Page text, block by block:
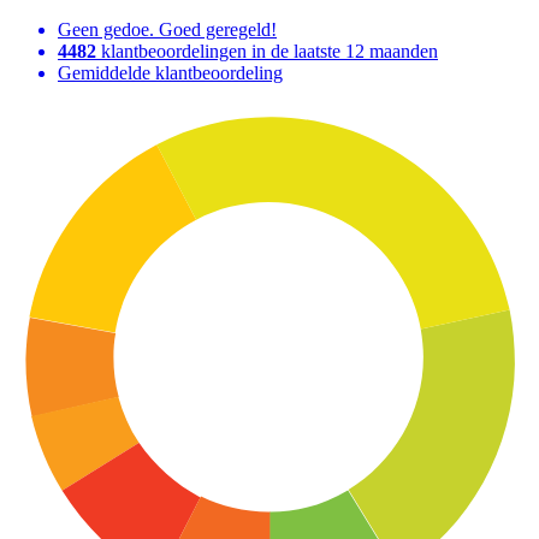
Geen gedoe. Goed geregeld!
4482 klantbeoordelingen in de laatste 12 maanden
Gemiddelde klantbeoordeling